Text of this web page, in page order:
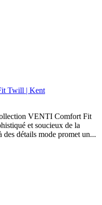
Twill | Kent
VENTI Comfort Fit
et soucieux de la
des détails mode promet un...